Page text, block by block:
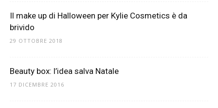
Il make up di Halloween per Kylie Cosmetics è da
brivido
29 OTTOBRE 2018
Beauty box: l’idea salva Natale
17 DICEMBRE 2016